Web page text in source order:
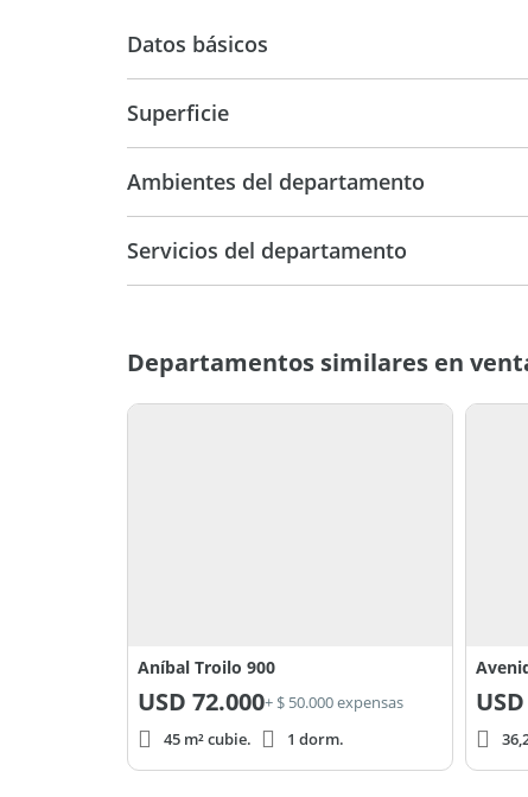
Datos básicos
Superficie
Ambientes del departamento
Servicios del departamento
Departamentos similares en
Aníbal Troilo 900
USD 72.000+ $ 50.000 expensas
45 m² cubie.
1 dorm.
USD